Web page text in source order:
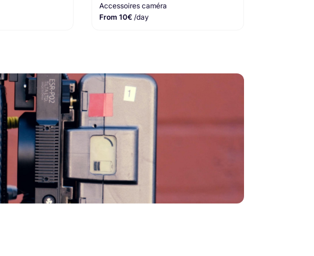
Accessoires caméra
From 10€ /day